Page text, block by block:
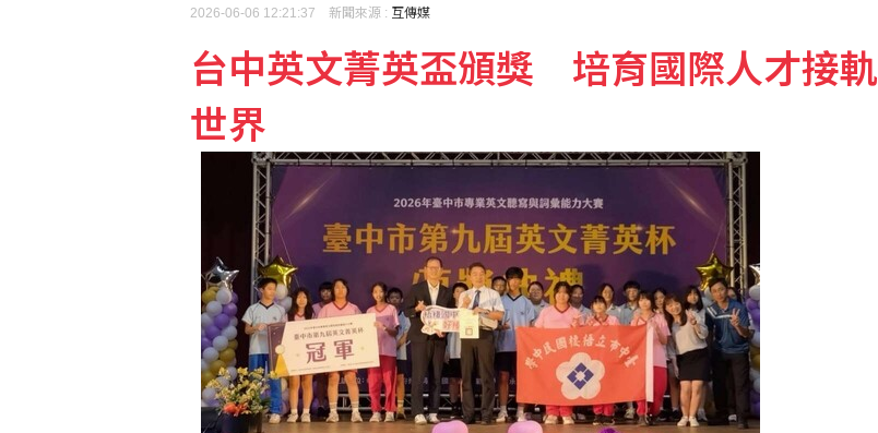
2026-06-06 12:21:37 新聞來源 : 互傳媒
台中英文菁英盃頒獎 培育國際人才接軌
世界